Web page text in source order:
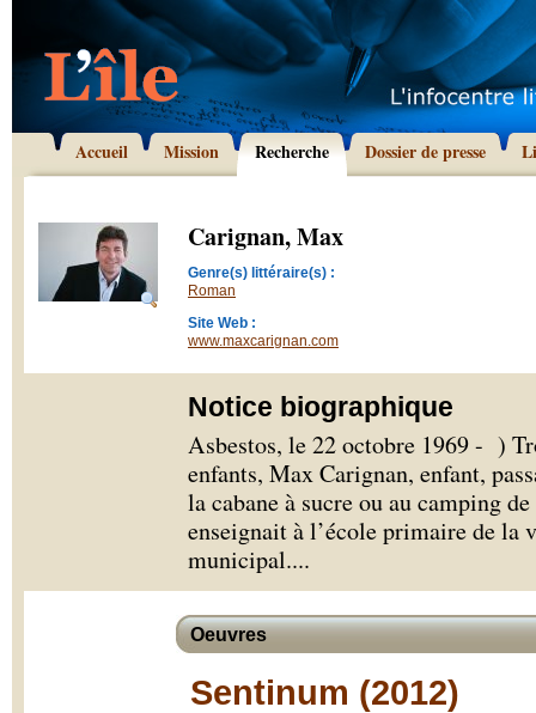
Accueil Mission Recherche Dossier de presse
Carignan, Max
Genre(s) littéraire(s) :
Roman
Site Web :
www.maxcarignan.com
Notice biographique
Asbestos, le 22 octobre 1969 - )
enfants, Max Carignan, enfant,
la cabane à sucre ou au camping
enseignait à l’école primaire de
municipal....
Oeuvres
Sentinum (2012)